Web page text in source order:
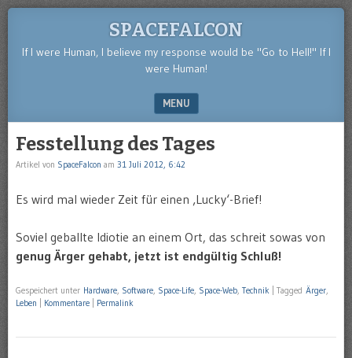
SPACEFALCON
If I were Human, I believe my response would be "Go to Hell!" If I
were Human!
MENU
Fesstellung des Tages
Artikel von SpaceFalcon am 31 Juli 2012, 6:42
Es wird mal wieder Zeit für einen ‚Lucky‘-Brief!
Soviel geballte Idiotie an einem Ort, das schreit sowas von
genug Ärger gehabt, jetzt ist endgültig Schluß!
Gespeichert unter Hardware, Software, Space-Life, Space-Web, Technik Tagged Ärger,
Leben
Kommentare Permalink